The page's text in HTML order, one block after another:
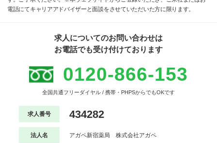
電話にてキャリアアドバイザーと面談をさせていただいた方に限ります。
求人についてのお問い合わせは
お電話でも受け付けております
0120-866-153
全国共通フリーダイヤル / 携帯・PHPSからでもOKです
求人番号 434282
法人名 アガペ新宿薬局 株式会社アガペ